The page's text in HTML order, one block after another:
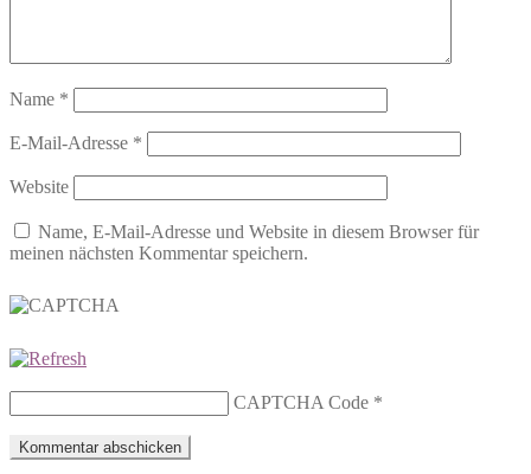
Name *
E-Mail-Adresse *
Website
Name, E-Mail-Adresse und Website in diesem Browser für
meinen nächsten Kommentar speichern.
CAPTCHA Code *